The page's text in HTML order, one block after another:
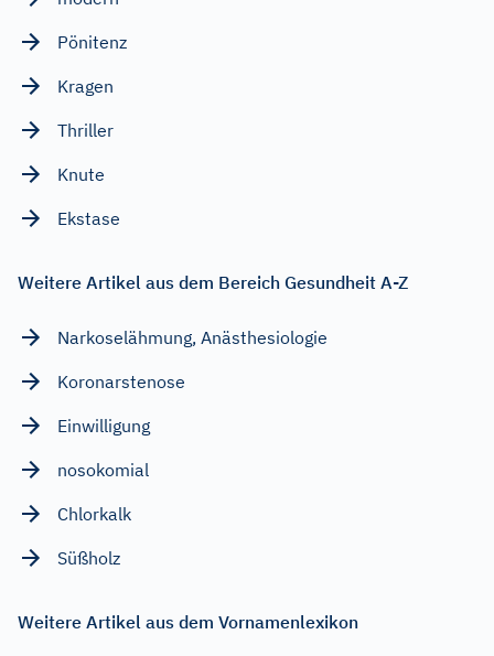
Pönitenz
Kragen
Thriller
Knute
Ekstase
Weitere Artikel aus dem Bereich Gesundheit A-Z
Narkoselähmung, Anästhesiologie
Koronarstenose
Einwilligung
nosokomial
Chlorkalk
Süßholz
Weitere Artikel aus dem Vornamenlexikon